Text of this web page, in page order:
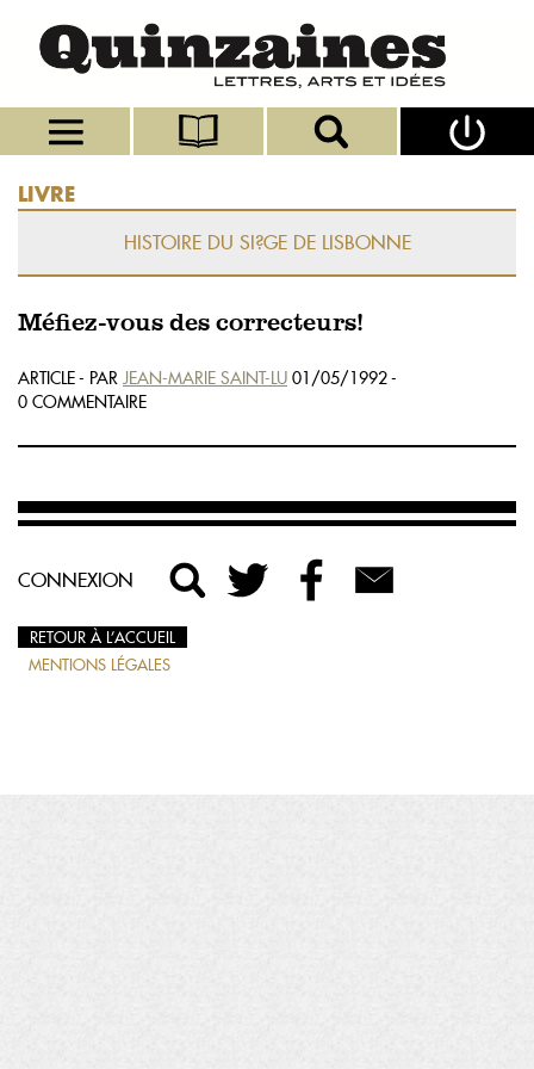
LIVRE
HISTOIRE DU SI?GE DE LISBONNE
Méfiez-vous des correcteurs!
ARTICLE - PAR JEAN-MARIE SAINT-LU 01/05/1992 -
0 COMMENTAIRE
CONNEXION
RETOUR À L’ACCUEIL
MENTIONS LÉGALES